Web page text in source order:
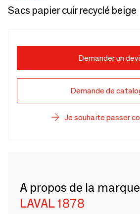
Sacs papier cuir recyclé beige
Demander un
Demande de
Je souhaite passer
A propos de la marque
LAVAL 1878